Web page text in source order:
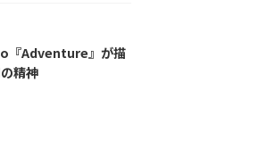
『Adventure』が描
精神